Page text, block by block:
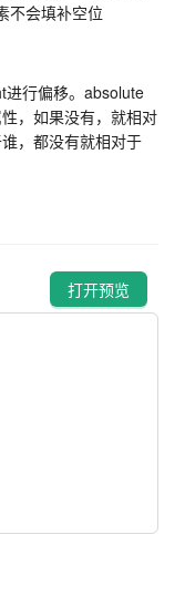
不会填补空位
行偏移。absolute
，如果没有，就相对
，都没有就相对于
打开预览